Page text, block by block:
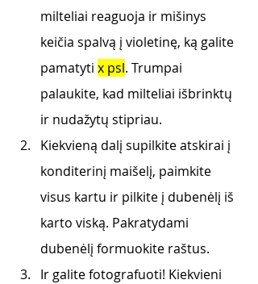
milteliai reaguoja ir mišinys
keičia spalvą į violetinę, ką galite
pamatyti x psl. Trumpai
palaukite, kad milteliai išbrinktų
ir nudažytų stipriau.
Kiekvieną dalį supilkite atskirai į
konditerinį maišelį, paimkite
visus kartu ir pilkite į dubenėlį iš
karto viską. Pakratydami
dubenėlį formuokite raštus.
Ir galite fotografuoti! Kiekvieni